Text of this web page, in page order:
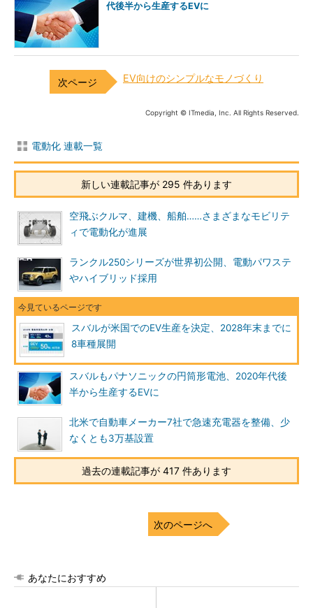
代後半から生産するEVに
EV向けのシンプルなモノづくり
Copyright © ITmedia, Inc. All Rights Reserved.
電動化 連載一覧
新しい連載記事が 295 件あります
空飛ぶクルマ、建機、船舶……さまざまなモビリテ
ィで電動化が進展
ランクル250シリーズが世界初公開、電動パワステ
やハイブリッド採用
スバルが米国でのEV生産を決定、2028年末までに
8車種展開
スバルもパナソニックの円筒形電池、2020年代後
半から生産するEVに
北米で自動車メーカー7社で急速充電器を整備、少
なくとも3万基設置
過去の連載記事が 417 件あります
次のページへ
あなたにおすすめ